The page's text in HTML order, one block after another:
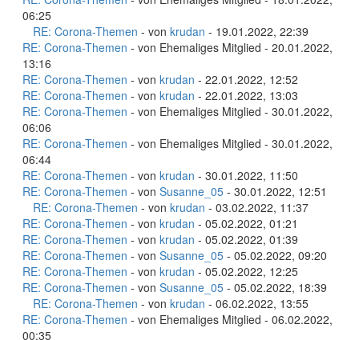
06:25
RE: Corona-Themen - von krudan - 19.01.2022, 22:39
RE: Corona-Themen - von Ehemaliges Mitglied - 20.01.2022,
13:16
RE: Corona-Themen - von krudan - 22.01.2022, 12:52
RE: Corona-Themen - von krudan - 22.01.2022, 13:03
RE: Corona-Themen - von Ehemaliges Mitglied - 30.01.2022,
06:06
RE: Corona-Themen - von Ehemaliges Mitglied - 30.01.2022,
06:44
RE: Corona-Themen - von krudan - 30.01.2022, 11:50
RE: Corona-Themen - von Susanne_05 - 30.01.2022, 12:51
RE: Corona-Themen - von krudan - 03.02.2022, 11:37
RE: Corona-Themen - von krudan - 05.02.2022, 01:21
RE: Corona-Themen - von krudan - 05.02.2022, 01:39
RE: Corona-Themen - von Susanne_05 - 05.02.2022, 09:20
RE: Corona-Themen - von krudan - 05.02.2022, 12:25
RE: Corona-Themen - von Susanne_05 - 05.02.2022, 18:39
RE: Corona-Themen - von krudan - 06.02.2022, 13:55
RE: Corona-Themen - von Ehemaliges Mitglied - 06.02.2022,
00:35